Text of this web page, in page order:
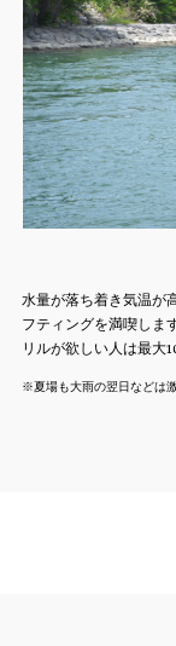
水量が落ち着き気温が
フティングを満喫しま
リルが欲しい人は最大
※夏場も大雨の翌日などは